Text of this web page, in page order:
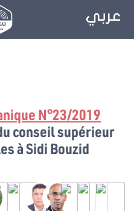
N°23/2019
conseil supérieur
à Sidi Bouzid